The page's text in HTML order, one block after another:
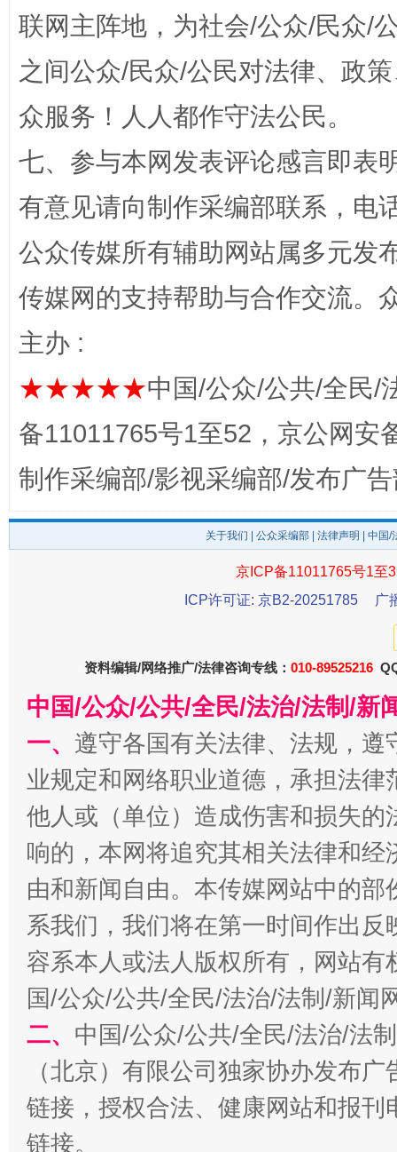
东山县通报“牛蛙产品抗生素超标问题” 法
千年窑火 生生不息
揭开“小金库”的免责幌子
联网主阵地，为社会/公众/民众/
之间公众/民众/公民对法律、政
众服务！人人都作守法公民。
七、参与本网发表评论感言即表
有意见请向制作采编部联系，电
公众传媒所有辅助网站属多元发
传媒网的支持帮助与合作交流。
主办 :
★★★★★中国/公众/公共/全民/
备11011765号1至52，京公网安
制作采编部/影视采编部/发布广
关于我们 公众采编部 法律声明 | 中国
京ICP备11011765号1至
ICP许可证: 京B2-20251785
广
资料编辑/网络推广/法律咨询专线： 010-89525216
中国/公众/公共/全民/法治/法制/新
一、 遵守各国有关法律、法规，
业规定和网络职业道德，承担法
他人或（单位）造成伤害和损失
响的，本网将追究其相关法律和
由和新闻自由。本传媒网站中的
系我们，我们将在第一时间作出
容系本人或法人版权所有，网站
国/公众/公共/全民/法治/法制/新闻
二、 中国/公众/公共/全民/法治/法
（北京）有限公司独家协办发布
链接，授权合法、健康网站和报
链接。